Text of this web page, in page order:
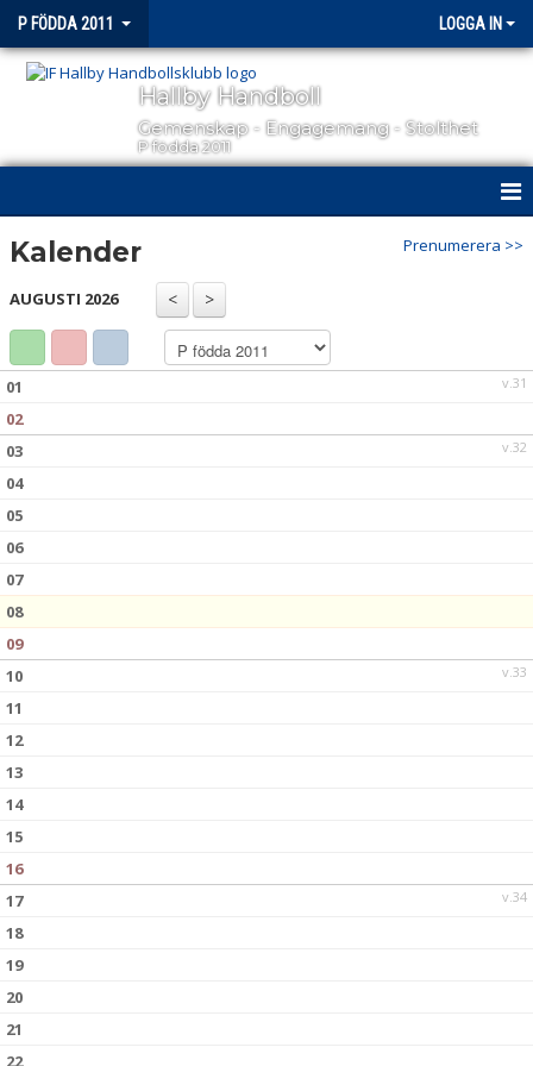
P FÖDDA 2011 LOGGA IN
Hallby Handboll
Gemenskap - Engagemang - Stolthet
P födda 2011
HEM
NYHETER
MATCHER
TRUPPEN
BILDGALLERI
DOKUMENT
KONTAKT
Prenumerera >>
Kalender
AUGUSTI 2026
v.31
01
02
v.32
03
04
05
06
07
08
09
v.33
10
11
12
13
14
15
16
v.34
17
18
19
20
21
22